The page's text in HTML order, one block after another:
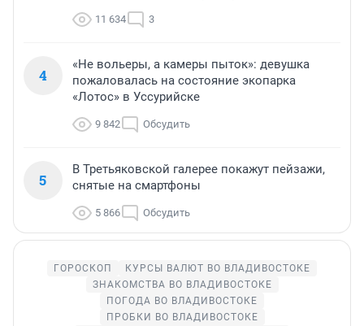
11 634 3
4
«Не вольеры, а камеры пыток»: девушка
пожаловалась на состояние экопарка
«Лотос» в Уссурийске
9 842 Обсудить
5
В Третьяковской галерее покажут пейзажи,
снятые на смартфоны
5 866 Обсудить
ГОРОСКОП
КУРСЫ ВАЛЮТ ВО ВЛАДИВОСТОКЕ
ЗНАКОМСТВА ВО ВЛАДИВОСТОКЕ
ПОГОДА ВО ВЛАДИВОСТОКЕ
ПРОБКИ ВО ВЛАДИВОСТОКЕ